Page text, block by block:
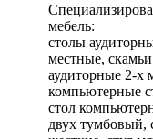
мебель:
столы
местные, скамьи
аудиторные 2-х
компьютерные
стол
двух тумбовый,